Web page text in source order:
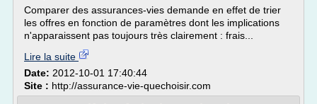
Comparer des assurances-vies demande en effet de trier
les offres en fonction de paramètres dont les implications
n'apparaissent pas toujours très clairement : frais...
Lire la suite
Date: 2012-10-01 17:40:44
Site : http://assurance-vie-quechoisir.com